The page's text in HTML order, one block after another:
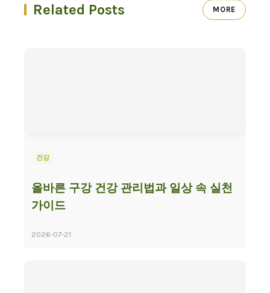
Related Posts MORE
건강
올바른 구강 건강 관리법과 일상 속 실천
가이드
2026-07-21